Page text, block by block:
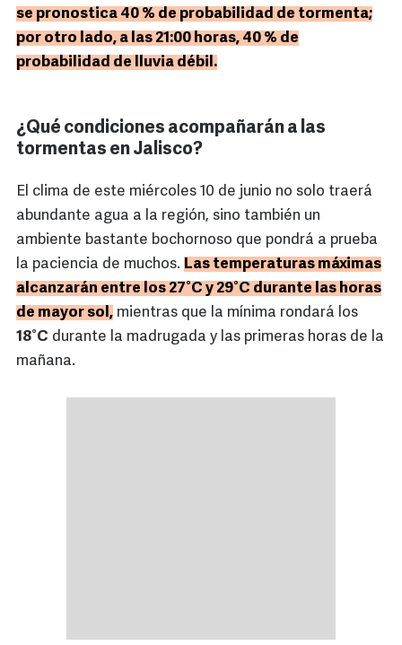
se pronostica 40 % de probabilidad de tormenta;
por otro lado, a las 21:00 horas, 40 % de
probabilidad de lluvia débil.
¿Qué condiciones acompañarán a las
tormentas en Jalisco?
El clima de este miércoles 10 de junio no solo traerá
abundante agua a la región, sino también un
ambiente bastante bochornoso que pondrá a prueba
la paciencia de muchos. Las temperaturas máximas
alcanzarán entre los 27°C y 29°C durante las horas
de mayor sol, mientras que la mínima rondará los
18°C durante la madrugada y las primeras horas de la
mañana.